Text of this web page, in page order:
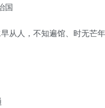
国
从人，不知遍馆、时无芒